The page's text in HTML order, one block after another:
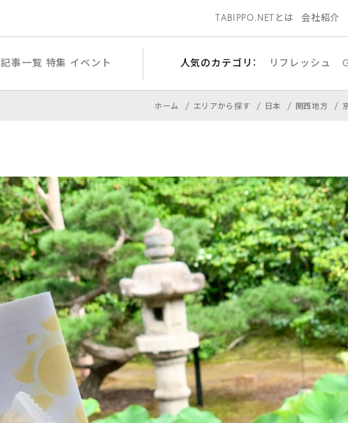
TABIPPO.NETとは 会社紹介
記事一覧 特集 イベント 人気のカテゴリ： リフレッシュ
ホーム エリアから探す 日本 関西地方